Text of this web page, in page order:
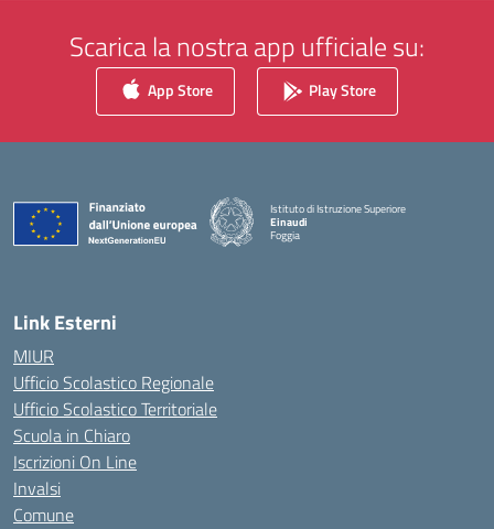
Scarica la nostra app ufficiale su:
App Store Play Store
Istituto di Istruzione Superiore
Einaudi
Foggia
— Visita la pagina iniziale della scuola
Link Esterni
MIUR
Ufficio Scolastico Regionale
Ufficio Scolastico Territoriale
Scuola in Chiaro
Iscrizioni On Line
Invalsi
Comune